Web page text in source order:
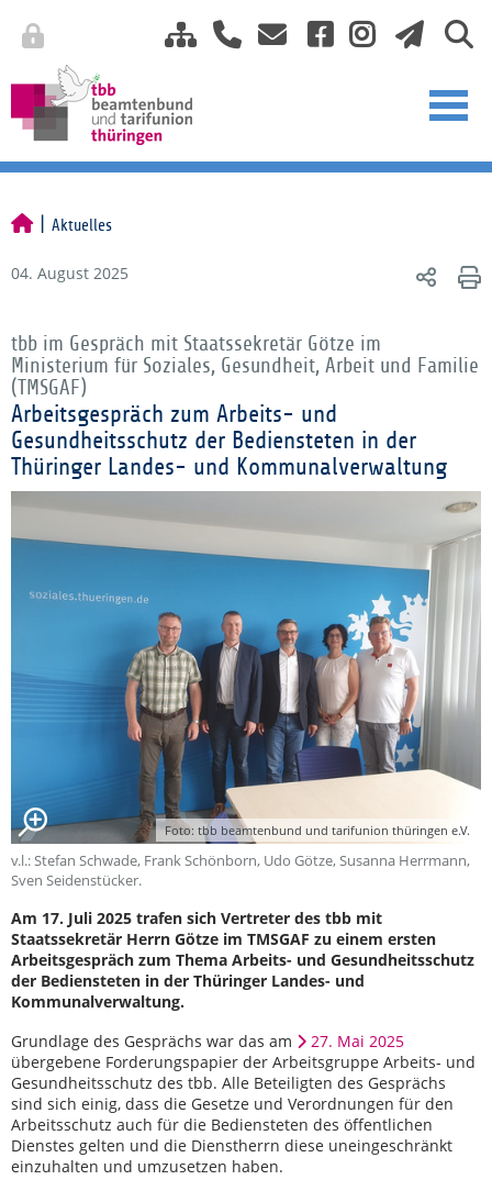
Aktuelles
04. August 2025
tbb im Gespräch mit Staatssekretär Götze im
Ministerium für Soziales, Gesundheit, Arbeit und Familie
(TMSGAF)
Arbeitsgespräch zum Arbeits- und
Gesundheitsschutz der Bediensteten in der
Thüringer Landes- und Kommunalverwaltung
Foto: tbb beamtenbund und tarifunion thüringen e.V.
v.l.: Stefan Schwade, Frank Schönborn, Udo Götze, Susanna Herrmann,
Sven Seidenstücker.
Am 17. Juli 2025 trafen sich Vertreter des tbb mit
Staatssekretär Herrn Götze im TMSGAF zu einem ersten
Arbeitsgespräch zum Thema Arbeits- und Gesundheitsschutz
der Bediensteten in der Thüringer Landes- und
Kommunalverwaltung.
Grundlage des Gesprächs war das am
27. Mai 2025
übergebene Forderungspapier der Arbeitsgruppe Arbeits- und
Gesundheitsschutz des tbb. Alle Beteiligten des Gesprächs
sind sich einig, dass die Gesetze und Verordnungen für den
Arbeitsschutz auch für die Bediensteten des öffentlichen
Dienstes gelten und die Dienstherrn diese uneingeschränkt
einzuhalten und umzusetzen haben.